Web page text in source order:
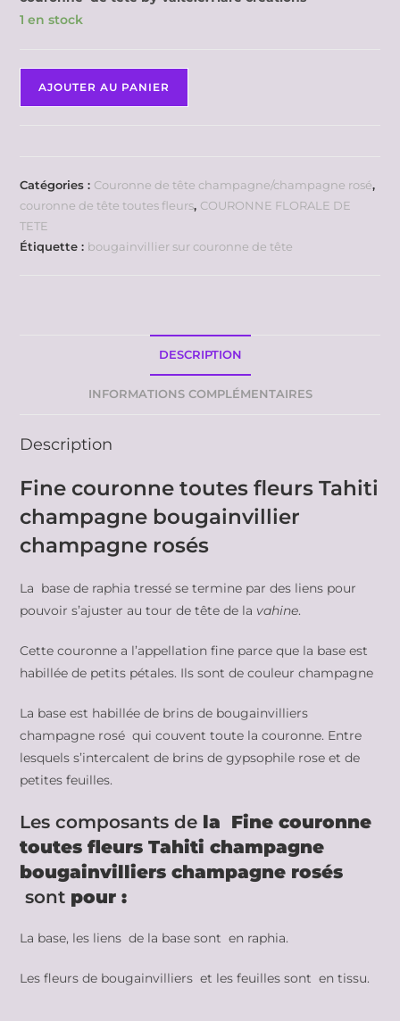
1 en stock
AJOUTER AU PANIER
Catégories : Couronne de tête champagne/champagne rosé,
couronne de tête toutes fleurs, COURONNE FLORALE DE
TETE
Étiquette : bougainvillier sur couronne de tête
DESCRIPTION
INFORMATIONS COMPLÉMENTAIRES
Description
Fine couronne toutes fleurs Tahiti
champagne bougainvillier
champagne rosés
La base de raphia tressé se termine par des liens pour
pouvoir s’ajuster au tour de tête de la vahine.
Cette couronne a l’appellation fine parce que la base est
habillée de petits pétales. Ils sont de couleur champagne
La base est habillée de brins de bougainvilliers
champagne rosé qui couvent toute la couronne. Entre
lesquels s’intercalent de brins de gypsophile rose et de
petites feuilles.
Les composants de la Fine couronne
toutes fleurs Tahiti champagne
bougainvilliers champagne rosés
sont pour :
La base, les liens de la base sont en raphia.
Les fleurs de bougainvilliers et les feuilles sont en tissu.